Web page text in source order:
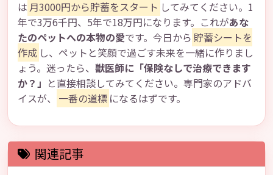
は 月3000円から貯蓄をスタート してみてください。1
年で3万6千円、5年で18万円になります。これがあな
たのペットへの本物の愛です。今日から 貯蓄シートを
作成 し、ペットと笑顔で過ごす未来を一緒に作りまし
ょう。迷ったら、 獣医師に「保険なしで治療できます
か？」 と直接相談してみてください。専門家のアドバ
イスが、
一番の道標 になるはずです。
関連記事